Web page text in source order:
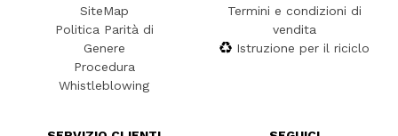
SiteMap
Politica Parità di
Genere
Procedura
Whistleblowing
Termini e condizioni di
vendita
Istruzione per il riciclo